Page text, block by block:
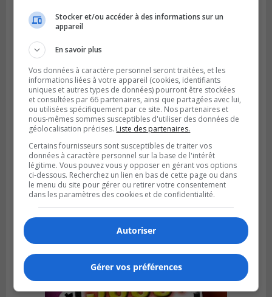
SAINT-CATHERINE
Publié le 30 juillet 2026 à 07h58
Sainte-Catherine prolonge son aide
financière au Complexe Le Partage
Stocker et/ou accéder à des informations sur un
appareil
En savoir plus
Vos données à caractère personnel seront traitées, et les
informations liées à votre appareil (cookies, identifiants
uniques et autres types de données) pourront être stockées
et consultées par 66 partenaires, ainsi que partagées avec lui,
ou utilisées spécifiquement par ce site. Nos partenaires et
nous-mêmes sommes susceptibles d'utiliser des données de
géolocalisation précises. Liste des partenaires.
Certains fournisseurs sont susceptibles de traiter vos
données à caractère personnel sur la base de l'intérêt
légitime. Vous pouvez vous y opposer en gérant vos options
ci-dessous. Recherchez un lien en bas de cette page ou dans
le menu du site pour gérer ou retirer votre consentement
dans les paramètres des cookies et de confidentialité.
Autoriser
Gérer vos préférences